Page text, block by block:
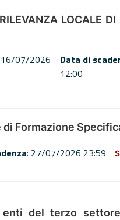
LOCALE
16/07/2026
Data di
12:00
di Formazione
: 27/07/2026 23:59
del terzo